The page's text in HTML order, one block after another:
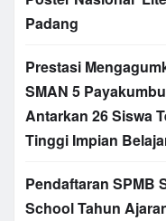
Padang
Prestasi
SMAN 5
Antarkan 26 Siswa
Tinggi Impian
Pendaftaran SPMB
School Tahun